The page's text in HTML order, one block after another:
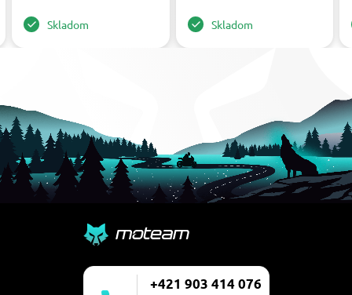
Skladom Skladom
+421 903 414 076